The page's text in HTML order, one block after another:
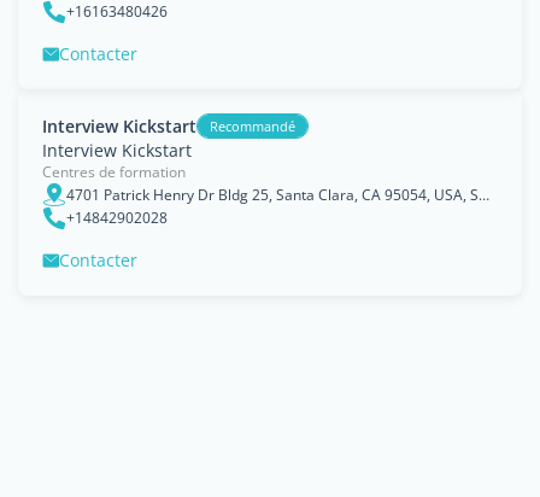
+16163480426
Contacter
Interview Kickstart Recommandé
Interview Kickstart
Centres de formation
4701 Patrick Henry Dr Bldg 25, Santa Clara, CA 95054, USA, Santa Clara County, Californie
+14842902028
Contacter